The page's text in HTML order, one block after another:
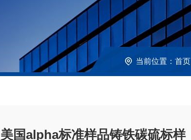
当前位置： 首页
美国alpha标准样品铸铁碳硫标样